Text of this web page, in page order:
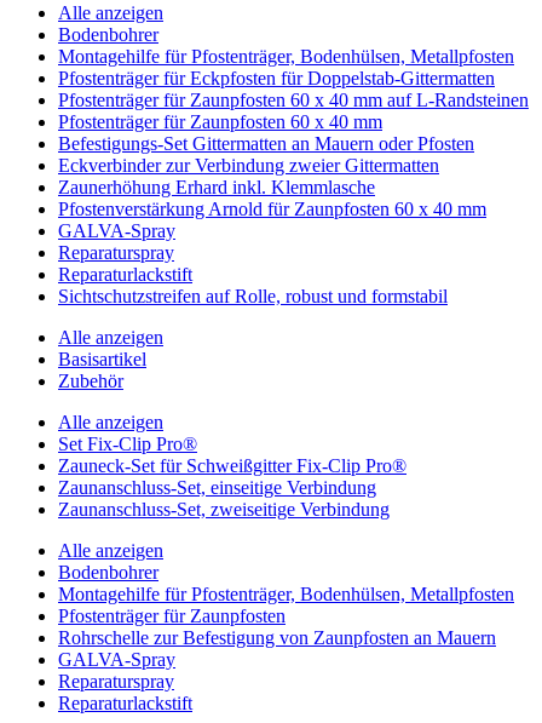
Alle anzeigen
Bodenbohrer
Montagehilfe für Pfostenträger, Bodenhülsen, Metallpfosten
Pfostenträger für Eckpfosten für Doppelstab-Gittermatten
Pfostenträger für Zaunpfosten 60 x 40 mm auf L-Randsteinen
Pfostenträger für Zaunpfosten 60 x 40 mm
Befestigungs-Set Gittermatten an Mauern oder Pfosten
Eckverbinder zur Verbindung zweier Gittermatten
Zaunerhöhung Erhard inkl. Klemmlasche
Pfostenverstärkung Arnold für Zaunpfosten 60 x 40 mm
GALVA-Spray
Reparaturspray
Reparaturlackstift
Sichtschutzstreifen auf Rolle, robust und formstabil
Alle anzeigen
Basisartikel
Zubehör
Alle anzeigen
Set Fix-Clip Pro®
Zauneck-Set für Schweißgitter Fix-Clip Pro®
Zaunanschluss-Set, einseitige Verbindung
Zaunanschluss-Set, zweiseitige Verbindung
Alle anzeigen
Bodenbohrer
Montagehilfe für Pfostenträger, Bodenhülsen, Metallpfosten
Pfostenträger für Zaunpfosten
Rohrschelle zur Befestigung von Zaunpfosten an Mauern
GALVA-Spray
Reparaturspray
Reparaturlackstift